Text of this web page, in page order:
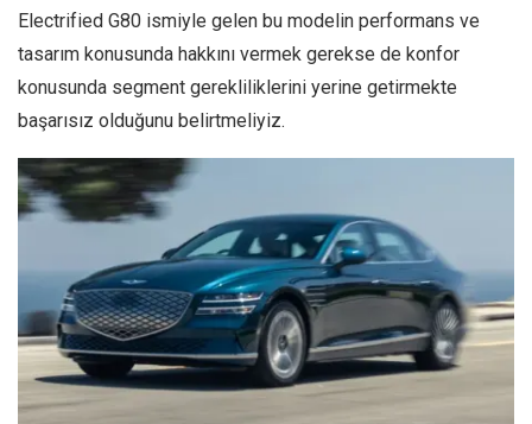
Electrified G80 ismiyle gelen bu modelin performans ve
tasarım konusunda hakkını vermek gerekse de konfor
konusunda segment gerekliliklerini yerine getirmekte
başarısız olduğunu belirtmeliyiz.